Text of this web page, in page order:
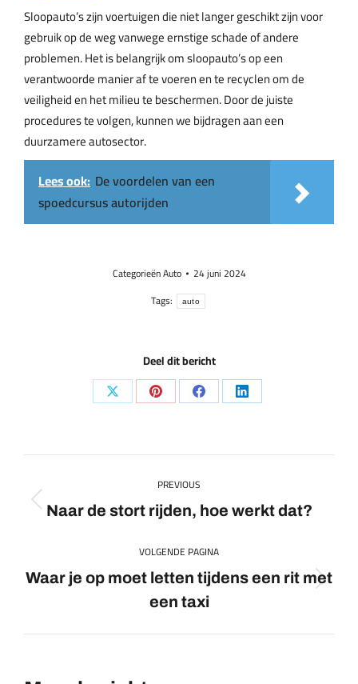
Sloopauto’s zijn voertuigen die niet langer geschikt zijn voor
gebruik op de weg vanwege ernstige schade of andere
problemen. Het is belangrijk om sloopauto’s op een
verantwoorde manier af te voeren en te recyclen om de
veiligheid en het milieu te beschermen. Door de juiste
procedures te volgen, kunnen we bijdragen aan een
duurzamere autosector.
Lees ook: De voordelen van een
spoedcursus autorijden
CategorieënAuto
24 juni 2024
Tags:
auto
Deel dit bericht
Share
X
Share
Pinterest
Share
Facebook
Share
LinkedIn
navigation
PREVIOUS
Previous
Naar de stort rijden, hoe werkt dat?
VOLGENDE PAGINA
Volgende
pagina
Waar je op moet letten tijdens een rit met
een taxi